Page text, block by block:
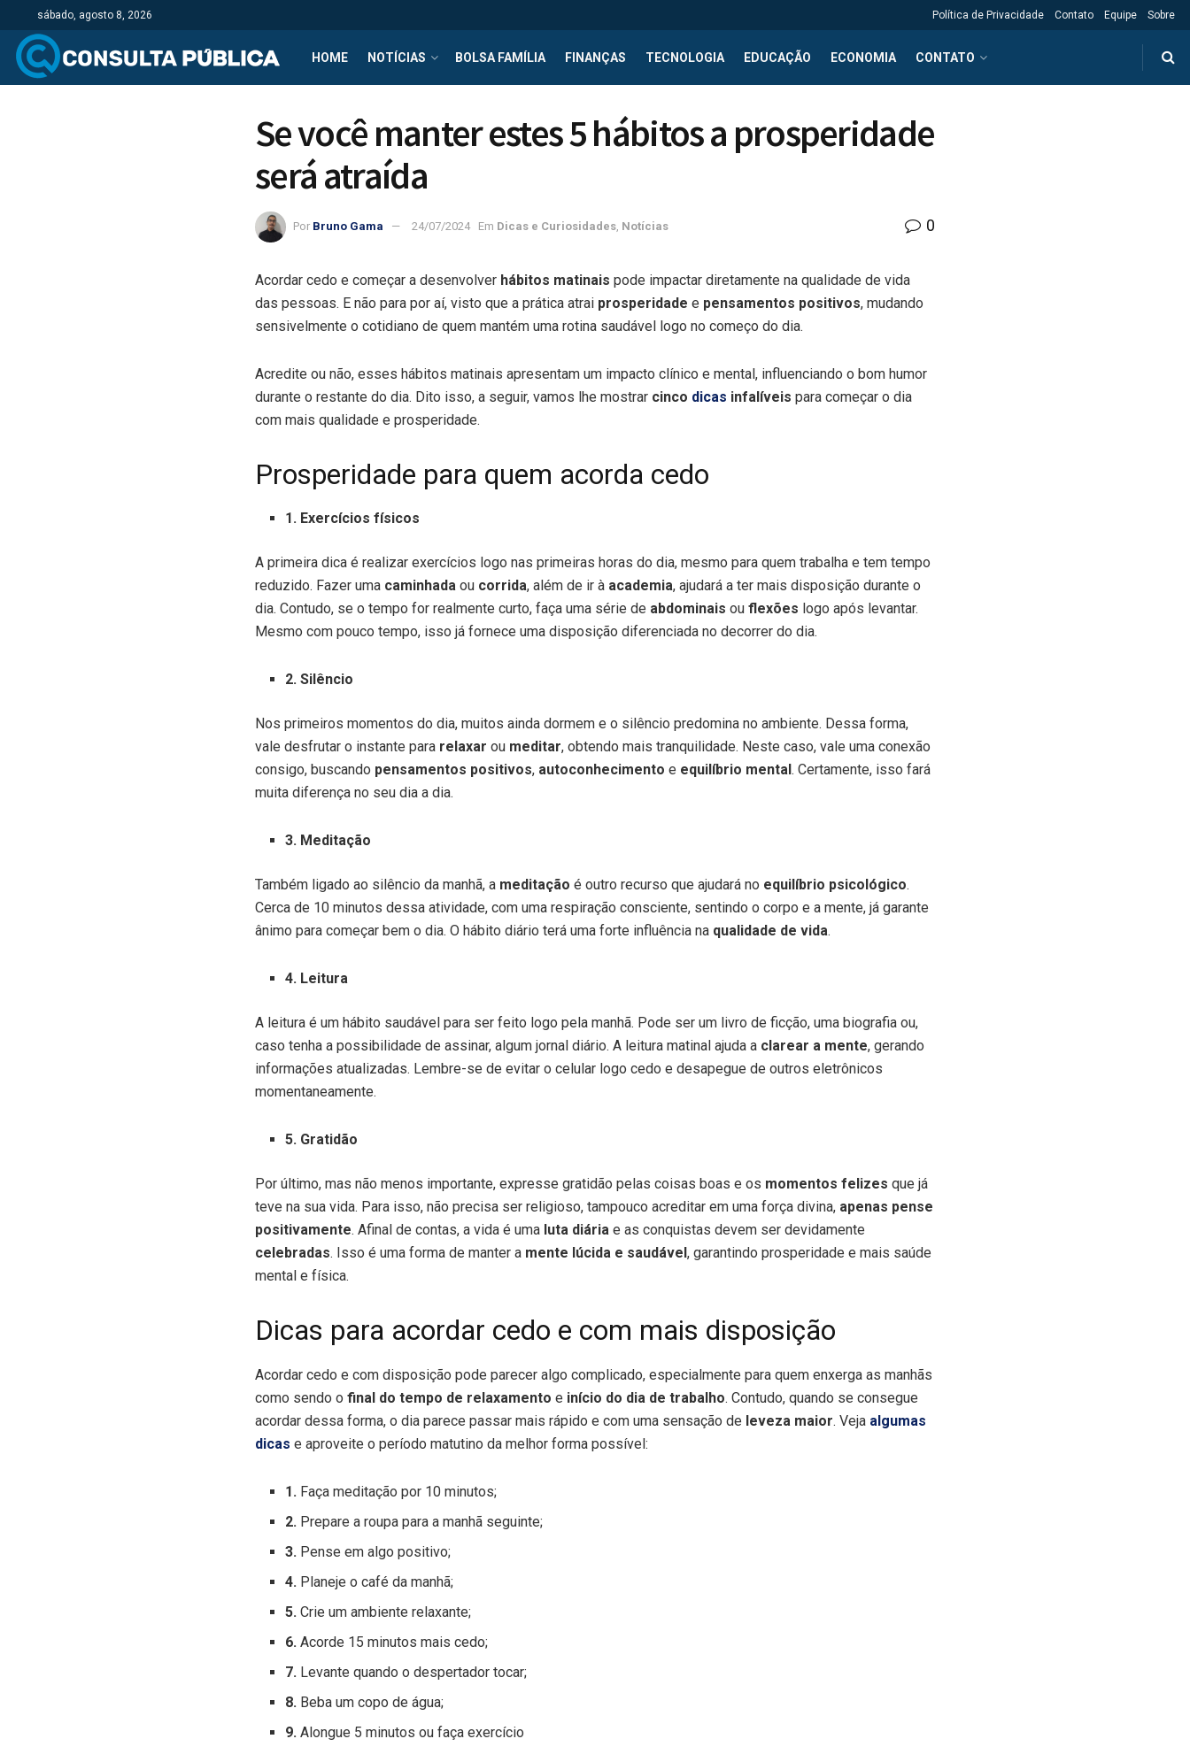
sábado, agosto 8, 2026 Política de Privacidade Contato Equipe Sobre
HOME NOTÍCIAS BOLSA FAMÍLIA FINANÇAS TECNOLOGIA EDUCAÇÃO ECONOMIA CONTATO
Se você manter estes 5 hábitos a prosperidade
será atraída
Por Bruno Gama 24/07/2024 Em Dicas e Curiosidades Notícias 0
Acordar cedo e começar a desenvolver hábitos matinais pode impactar diretamente na qualidade de vida
das pessoas. E não para por aí, visto que a prática atrai prosperidade e pensamentos positivos, mudando
sensivelmente o cotidiano de quem mantém uma rotina saudável logo no começo do dia.
Acredite ou não, esses hábitos matinais apresentam um impacto clínico e mental, influenciando o bom humor
durante o restante do dia. Dito isso, a seguir, vamos lhe mostrar cinco dicas infalíveis para começar o dia
com mais qualidade e prosperidade.
Prosperidade para quem acorda cedo
1. Exercícios físicos
A primeira dica é realizar exercícios logo nas primeiras horas do dia, mesmo para quem trabalha e tem tempo
reduzido. Fazer uma caminhada ou corrida, além de ir à academia, ajudará a ter mais disposição durante o
dia. Contudo, se o tempo for realmente curto, faça uma série de abdominais ou flexões logo após levantar.
Mesmo com pouco tempo, isso já fornece uma disposição diferenciada no decorrer do dia.
2. Silêncio
Nos primeiros momentos do dia, muitos ainda dormem e o silêncio predomina no ambiente. Dessa forma,
vale desfrutar o instante para relaxar ou meditar, obtendo mais tranquilidade. Neste caso, vale uma conexão
consigo, buscando pensamentos positivos, autoconhecimento e equilíbrio mental . Certamente, isso fará
muita diferença no seu dia a dia.
3. Meditação
Também ligado ao silêncio da manhã, a meditação é outro recurso que ajudará no equilíbrio psicológico.
Cerca de 10 minutos dessa atividade, com uma respiração consciente, sentindo o corpo e a mente, já garante
ânimo para começar bem o dia. O hábito diário terá uma forte influência na qualidade de vida.
4. Leitura
A leitura é um hábito saudável para ser feito logo pela manhã. Pode ser um livro de ficção, uma biografia ou,
caso tenha a possibilidade de assinar, algum jornal diário. A leitura matinal ajuda a clarear a mente, gerando
informações atualizadas. Lembre-se de evitar o celular logo cedo e desapegue de outros eletrônicos
momentaneamente.
5. Gratidão
Por último, mas não menos importante, expresse gratidão pelas coisas boas e os momentos felizes que já
teve na sua vida. Para isso, não precisa ser religioso, tampouco acreditar em uma força divina, apenas pense
positivamente. Afinal de contas, a vida é uma luta diária e as conquistas devem ser devidamente
celebradas. Isso é uma forma de manter a mente lúcida e saudável , garantindo prosperidade e mais saúde
mental e física.
Dicas para acordar cedo e com mais disposição
Acordar cedo e com disposição pode parecer algo complicado, especialmente para quem enxerga as manhãs
como sendo o final do tempo de relaxamento e início do dia de trabalho. Contudo, quando se consegue
acordar dessa forma, o dia parece passar mais rápido e com uma sensação de leveza maior. Veja algumas
dicas e aproveite o período matutino da melhor forma possível:
1. Faça meditação por 10 minutos;
2. Prepare a roupa para a manhã seguinte;
3. Pense em algo positivo;
4. Planeje o café da manhã;
5.Crie um ambiente relaxante;
6.Acorde 15 minutos mais cedo;
7. Levante quando o despertador tocar;
8. Beba um copo de água;
9. Alongue 5 minutos ou faça exercício